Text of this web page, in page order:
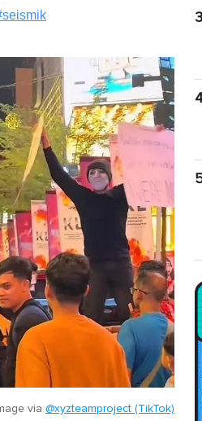
seismik
via @xyzteamproject (TikTok)
3